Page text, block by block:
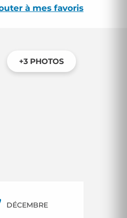
aux favoris
à mes favoris
+3 PHOTOS
et
DÉCEMBRE